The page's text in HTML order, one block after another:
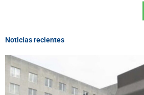
Noticias recientes